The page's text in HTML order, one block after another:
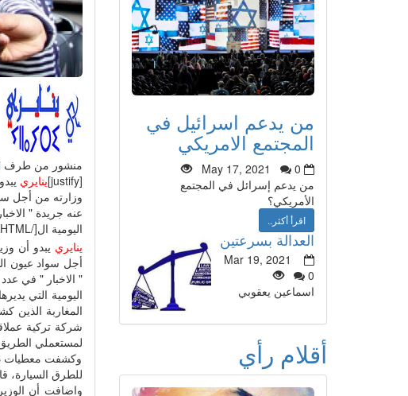
منشور من طرف
[justify]
ينايري
وزارته من أجل
عنه جريدة " الاخبار
اليومية ال[/HTML]
ينايري يبدو أن
أجل سواد عيون
" الاخبار " في عدد يوم
اليومية التي
المغاربة الذين
شركة تركية
لمستعملي
وكشفت معطيات
للطرق السيارة،
واضافت أن
من يدعم اسرائيل في
المجتمع الامريكي
May 17, 2021
0
من يدعم إسرائل في المجتمع
الأمريكي؟
اقرأ أكثر..
العدالة بسرعتين
Mar 19, 2021
0
اسماعين يعقوبي
أقلام رأي